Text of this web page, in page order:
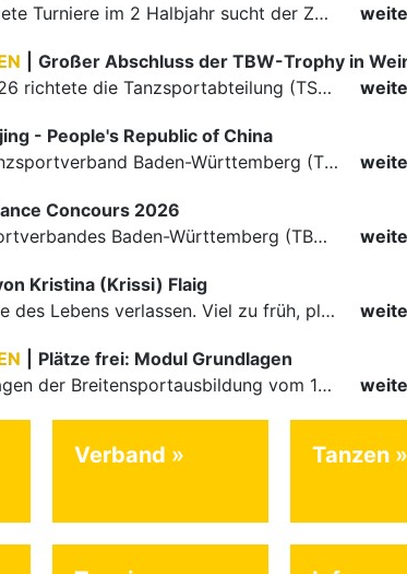
Für einige nachgemeldete Turniere im 2 Halbjahr sucht der ZWE noch Wertungsrichter.
Großer Abschluss der TBW-Trophy in
Am 18. und 19. Juli 2026 richtete die Tanzsportabteilung (TSA) der TSG 1862 Weinheim das Abschlussturnier der diesjährigen TBW-Trophy-Serie aus. Zum traditionellen Saisonfinale kamen rund 400 Starts über…
- People's Republic of China
Die Paare aus dem Tanzsportverband Baden-Württemberg (TBW) haben beim hochklassig besetzten WDSF GrandSlam im chinesischen Nanjing wieder einmal auf internationalem Top-Niveau geglänzt. Das…
Concours 2026
Die Paare des Tanzsportverbandes Baden-Württemberg (TBW) glänzten auf dem internationalen Parkett des Vienna Dance Concourse 2026 im Wiener Rathaus mit hervorragenden Platzierungen Ergebnisse unter: …
Kristina (Krissi) Flaig
Ein Engel hat die Bühne des Lebens verlassen. Viel zu früh, plötzlich und für uns alle unfassbar, wurde unsere geliebte Kristina (Krissi) Flaig im Alter von 36 Jahren aus dem Leben gerissen. Das Tanzen…
Plätze frei: Modul Grundlagen
Für das Modul Grundlagen der Breitensportausbildung vom 10. bis 13. September an der Landessportschule Albstadt sind noch Plätze frei. Das Modul kann auch für den Lizenzerhalt (30 LE fachlich) genutzt…
Verband Tanzen